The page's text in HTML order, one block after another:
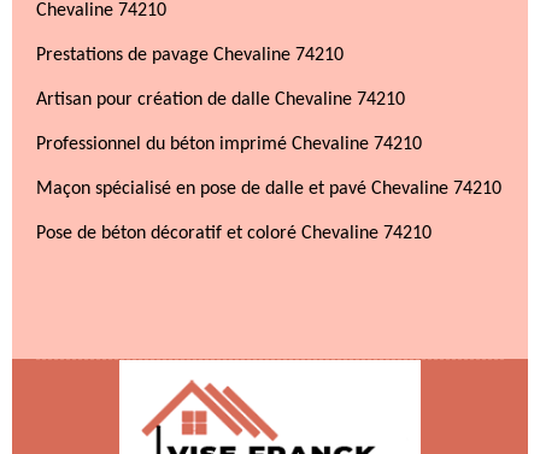
Chevaline 74210
Prestations de pavage Chevaline 74210
Artisan pour création de dalle Chevaline 74210
Professionnel du béton imprimé Chevaline 74210
Maçon spécialisé en pose de dalle et pavé Chevaline 74210
Pose de béton décoratif et coloré Chevaline 74210